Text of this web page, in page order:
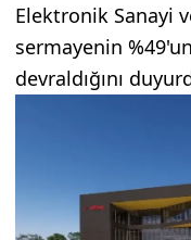
Elektronik Sanayi
sermayenin
devraldığını